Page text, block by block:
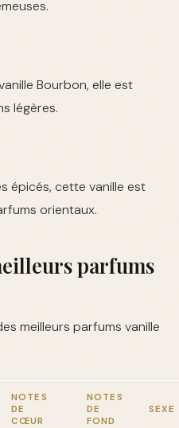
Bourbon, elle est
légères.
épicés, cette vanille est
orientaux.
parfums
meilleurs parfums vanille
NOTES
DE
CŒUR
NOTES
DE
FOND
SEXE